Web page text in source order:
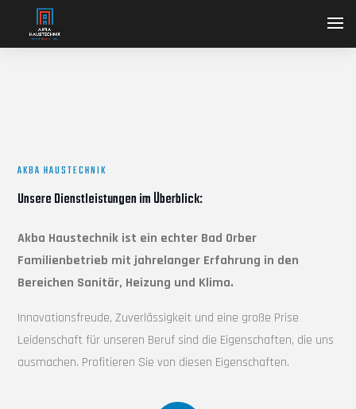
AKBA HAUSTECHNIK
Unsere Dienstleistungen im Überblick:
Akba Haustechnik ist ein echter Bad Orber
Familienbetrieb mit jahrelanger Erfahrung in den
Bereichen Sanitär, Heizung und Klima.
Innovationsfreude, Zuverlässigkeit und eine große Prise
Leidenschaft für unseren Beruf sind die Eigenschaften, die uns
ausmachen. Profitieren Sie von diesen Eigenschaften.